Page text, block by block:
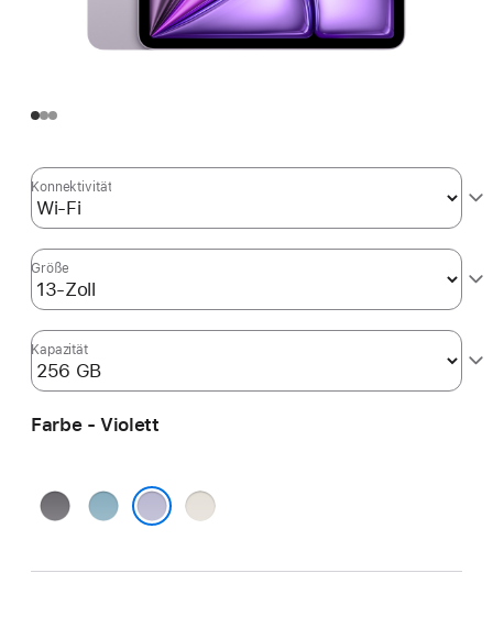
Konnektivität
Größe
Kapazität
Farbe - Violett
Space Grau
Blau Polarstern